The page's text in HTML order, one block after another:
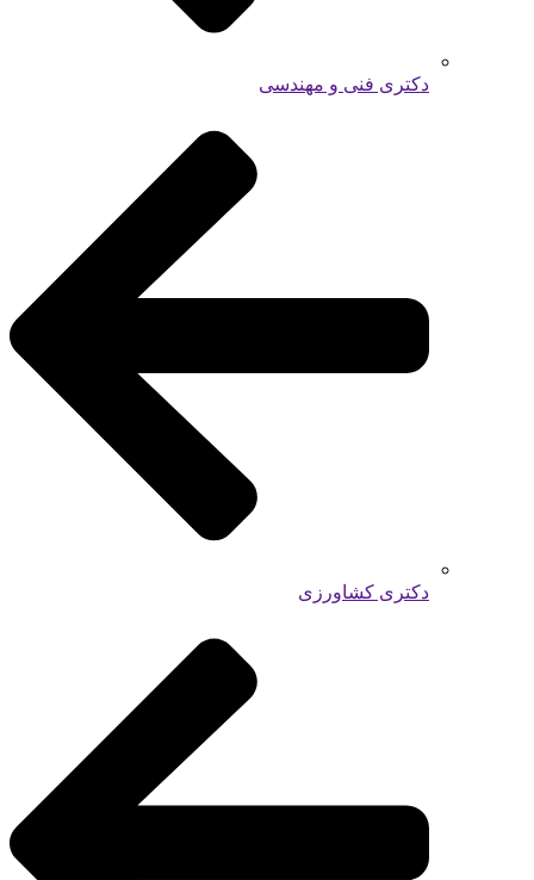
دکتری فنی و مهندسی
دکتری کشاورزی